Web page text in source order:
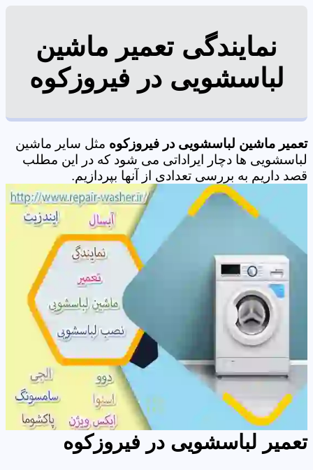
نمایندگی تعمیر ماشین
لباسشویی در فیروزکوه
تعمیر ماشین لباسشویی در فیروزکوه مثل سایر ماشین
لباسشویی ها دچار ایراداتی می شود که در این مطلب
قصد داریم به بررسی تعدادی از آنها بپردازیم.
تعمیر لباسشویی در فیروزکوه